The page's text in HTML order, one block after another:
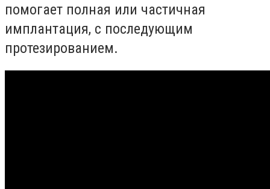
помогает полная или частичная
имплантация, с последующим
протезированием.